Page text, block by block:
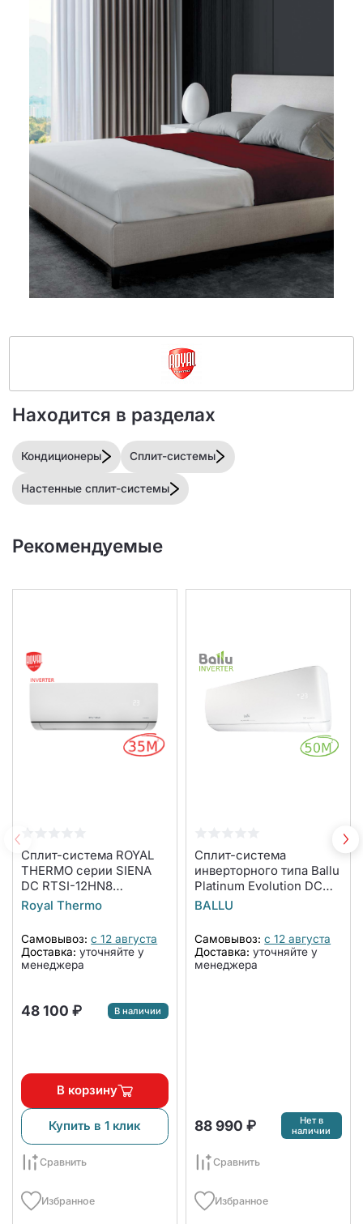
Находится в разделах
Кондиционеры Сплит-системы
Настенные сплит-системы
Рекомендуемые
Сплит-система ROYAL
THERMO серии SIENA
DC RTSI-12HN8
комплект
Royal Thermo
Самовывоз: с 12 августа
Доставка: уточняйте у
менеджера
48 100 ₽ В наличии
В корзину
Купить в 1 клик
Сравнить
Избранное
Сплит-система
инверторного типа Ballu
Platinum Evolution DC
BSUI-18HN8_V4
BALLU
Самовывоз: с 12 августа
Доставка: уточняйте у
менеджера
88 990 ₽
Нет в
наличии
Сравнить
Избранное